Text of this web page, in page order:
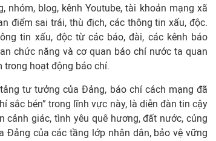
nhóm, blog, kênh Youtube, tài khoản mạng xã
điểm sai trái, thù địch, các thông tin xấu, độc.
tin xấu, độc từ các báo, đài, các kênh báo
chức năng và cơ quan báo chí nước ta quan
trong hoạt động báo chí.
tư tưởng của Đảng, báo chí cách mạng đã
sắc bén” trong lĩnh vực này, là diễn đàn tin cậy
giác, tình yêu quê hương, đất nước, củng
Đảng của các tầng lớp nhân dân, bảo vệ vững